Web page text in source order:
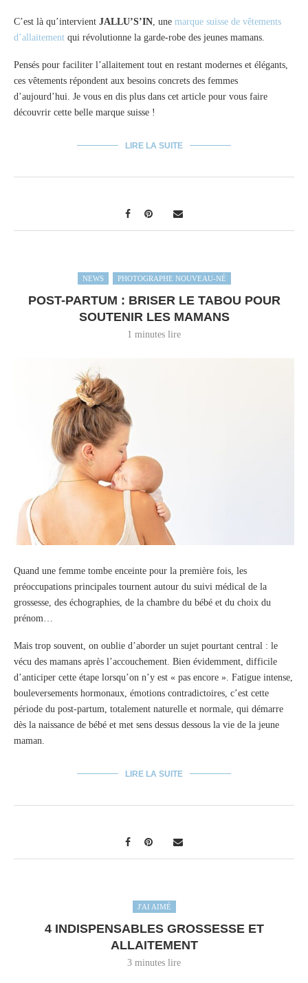
C’est là qu’intervient JALLU’S’IN, une marque suisse de vêtements
d’allaitement qui révolutionne la garde-robe des jeunes mamans.
Pensés pour faciliter l’allaitement tout en restant modernes et élégants,
ces vêtements répondent aux besoins concrets des femmes
d’aujourd’hui. Je vous en dis plus dans cet article pour vous faire
découvrir cette belle marque suisse !
LIRE LA SUITE
NEWS PHOTOGRAPHE NOUVEAU-NÉ
POST-PARTUM : BRISER LE TABOU POUR
SOUTENIR LES MAMANS
1 minutes lire
Quand une femme tombe enceinte pour la première fois, les
préoccupations principales tournent autour du suivi médical de la
grossesse, des échographies, de la chambre du bébé et du choix du
prénom…
Mais trop souvent, on oublie d’aborder un sujet pourtant central : le
vécu des mamans après l’accouchement. Bien évidemment, difficile
d’anticiper cette étape lorsqu’on n’y est « pas encore ». Fatigue intense,
bouleversements hormonaux, émotions contradictoires, c’est cette
période du post-partum, totalement naturelle et normale, qui démarre
dès la naissance de bébé et met sens dessus dessous la vie de la jeune
maman.
LIRE LA SUITE
J'AI AIMÉ
4 INDISPENSABLES GROSSESSE ET
ALLAITEMENT
3 minutes lire